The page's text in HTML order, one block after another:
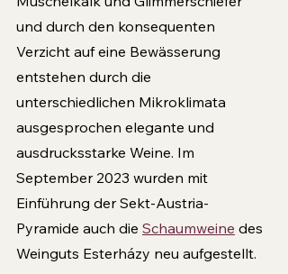
und durch den konsequenten
Verzicht auf eine Bewässerung
entstehen durch die
unterschiedlichen Mikroklimata
ausgesprochen elegante und
ausdrucksstarke Weine. Im
September 2023 wurden mit
Einführung der Sekt-Austria-
Pyramide auch die Schaumweine des
Weinguts Esterházy neu aufgestellt.